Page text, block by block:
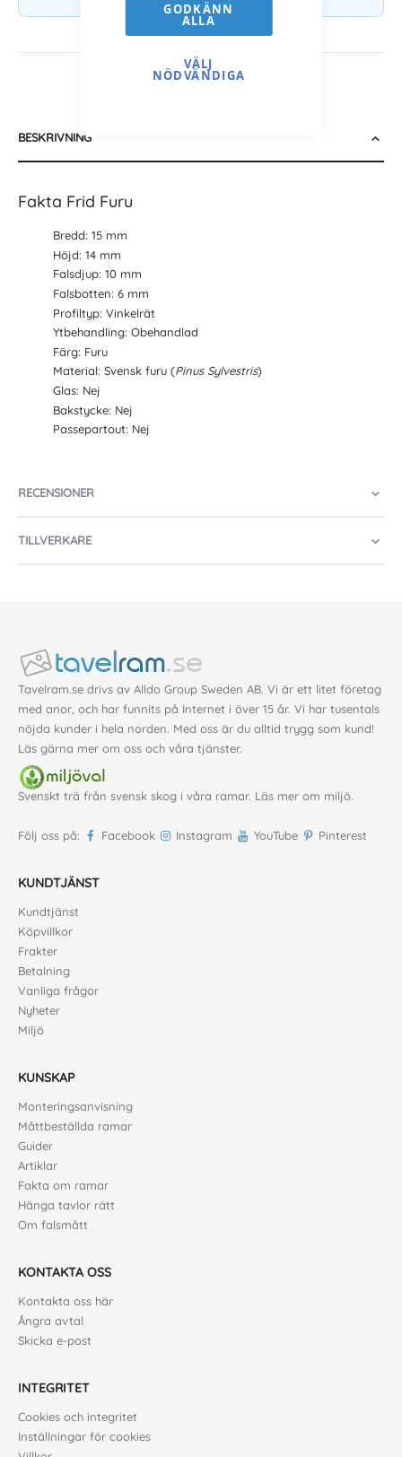
GODKÄNN
ALLA
VÄLJ
NÖDVÄNDIGA
BESKRIVNING
Fakta Frid Furu
Bredd: 15 mm
Höjd: 14 mm
Falsdjup: 10 mm
Falsbotten: 6 mm
Profiltyp: Vinkelrät
Ytbehandling: Obehandlad
Färg: Furu
Material: Svensk furu (Pinus Sylvestris)
Glas: Nej
Bakstycke: Nej
Passepartout: Nej
RECENSIONER
TILLVERKARE
Tavelram.se drivs av Alldo Group Sweden AB. Vi är ett litet företag
med anor, och har funnits på Internet i över 15 år. Vi har tusentals
nöjda kunder i hela norden. Med oss är du alltid trygg som kund!
Läs gärna mer om oss och våra tjänster.
Svenskt trä från svensk skog i våra ramar. Läs mer om miljö.
Följ oss på: Facebook Instagram YouTube Pinterest
KUNDTJÄNST
Kundtjänst
Köpvillkor
Frakter
Betalning
Vanliga frågor
Nyheter
Miljö
KUNSKAP
Monteringsanvisning
Måttbeställda ramar
Guider
Artiklar
Fakta om ramar
Hänga tavlor rätt
Om falsmått
KONTAKTA OSS
Kontakta oss här
Ångra avtal
Skicka e-post
INTEGRITET
Cookies och integritet
Inställningar för cookies